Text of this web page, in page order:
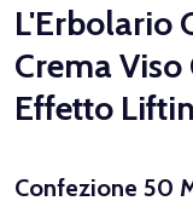
L'Erbolario
Crema
Effetto
Confezione 50